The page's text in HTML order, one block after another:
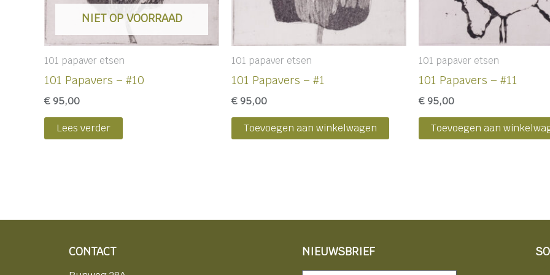
NIET OP VOORRAAD
101 papaver etsen
101 Papavers – #10
€ 95,00
Lees verder
101 papaver etsen
101 Papavers – #1
€ 95,00
Toevoegen aan winkelwagen
101 papaver etsen
101 Papavers – #11
€ 95,00
Toevoegen aan
CONTACT
NIEUWSBRIEF